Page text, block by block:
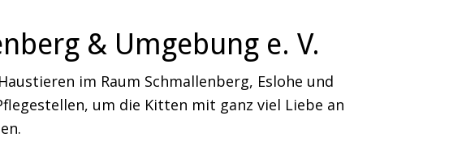
& Umgebung e. V.
im Raum Schmallenberg, Eslohe und
um die Kitten mit ganz viel Liebe an